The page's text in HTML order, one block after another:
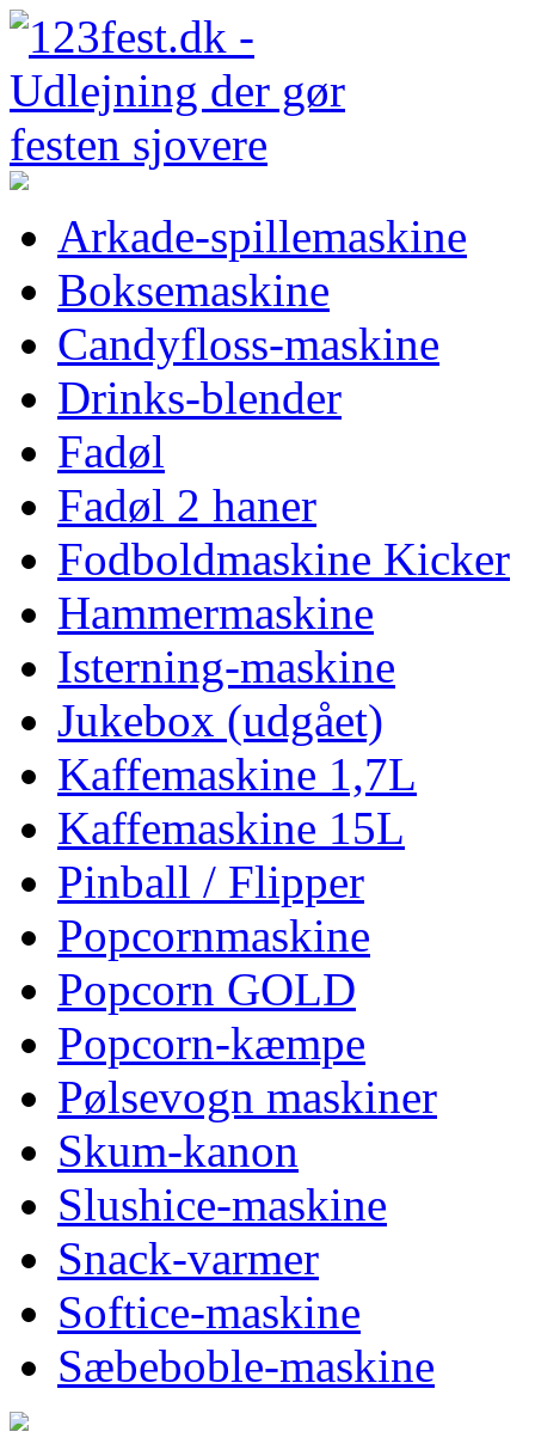
Arkade-spillemaskine
Boksemaskine
Candyfloss-maskine
Drinks-blender
Fadøl
Fadøl 2 haner
Fodboldmaskine Kicker
Hammermaskine
Isterning-maskine
Jukebox (udgået)
Kaffemaskine 1,7L
Kaffemaskine 15L
Pinball / Flipper
Popcornmaskine
Popcorn GOLD
Popcorn-kæmpe
Pølsevogn maskiner
Skum-kanon
Slushice-maskine
Snack-varmer
Softice-maskine
Sæbeboble-maskine